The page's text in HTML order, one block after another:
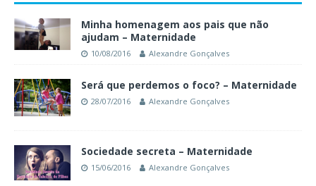
Minha homenagem aos pais que não
ajudam – Maternidade
10/08/2016 Alexandre Gonçalves
Será que perdemos o foco? – Maternidade
28/07/2016 Alexandre Gonçalves
Sociedade secreta – Maternidade
15/06/2016 Alexandre Gonçalves